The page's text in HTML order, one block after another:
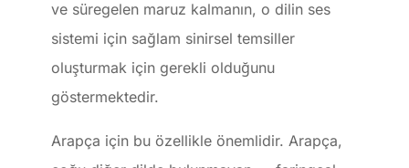
ve süregelen maruz kalmanın, o dilin ses
sistemi için sağlam sinirsel temsiller
oluşturmak için gerekli olduğunu
göstermektedir.
Arapça için bu özellikle önemlidir. Arapça,